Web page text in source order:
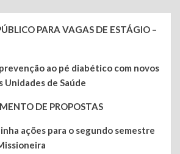
PARA VAGAS DE ESTÁGIO –
ao pé diabético com novos
Unidades de Saúde
DE PROPOSTAS
ações para o segundo semestre